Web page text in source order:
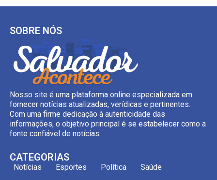
SOBRE NÓS
Nosso site é uma plataforma online especializada em
fornecer notícias atualizadas, verídicas e pertinentes.
Com uma firme dedicação à autenticidade das
informações, o objetivo principal é se estabelecer como a
fonte confiável de notícias.
CATEGORIAS
Notícias Esportes Política Saúde